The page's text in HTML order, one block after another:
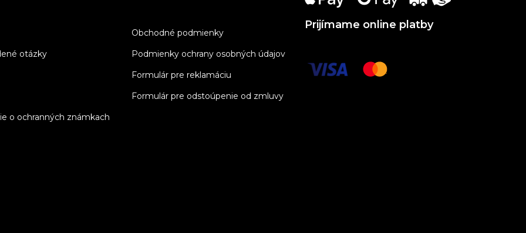
otázky
o ochranných známkach
Obchodné podmienky
Podmienky ochrany osobných údajov
Formulár pre reklamáciu
Formulár pre odstoúpenie od zmluvy
Prijímame online platby